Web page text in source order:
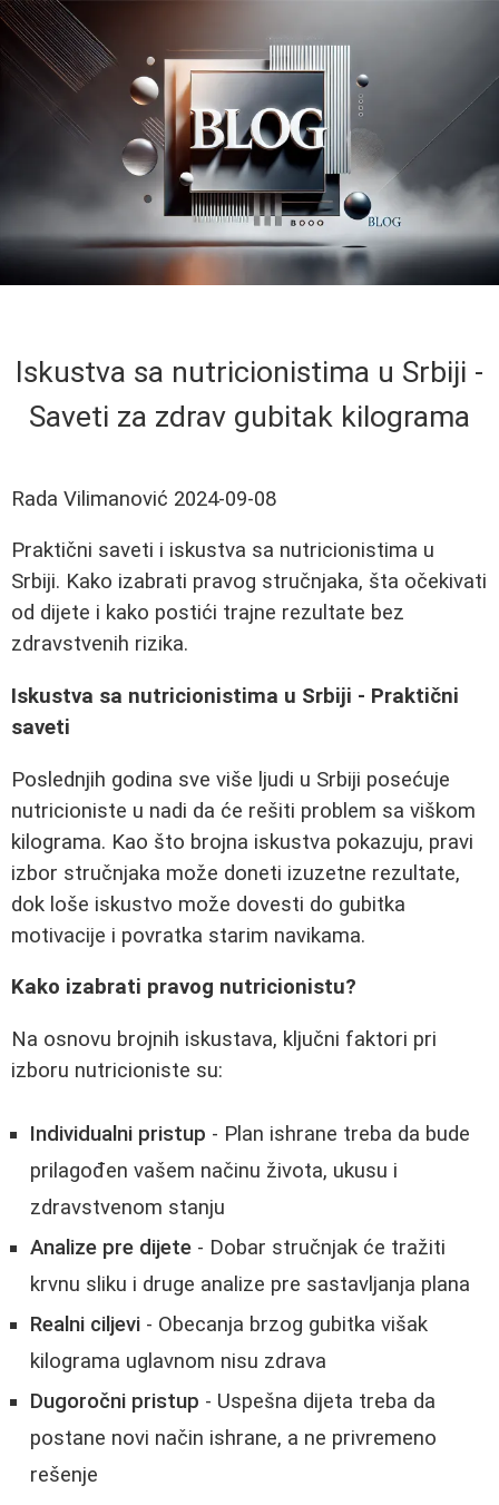
Iskustva sa nutricionistima u Srbiji -
Saveti za zdrav gubitak kilograma
Rada Vilimanović 2024-09-08
Praktični saveti i iskustva sa nutricionistima u
Srbiji. Kako izabrati pravog stručnjaka, šta očekivati
od dijete i kako postići trajne rezultate bez
zdravstvenih rizika.
Iskustva sa nutricionistima u Srbiji - Praktični
saveti
Poslednjih godina sve više ljudi u Srbiji posećuje
nutricioniste u nadi da će rešiti problem sa viškom
kilograma. Kao što brojna iskustva pokazuju, pravi
izbor stručnjaka može doneti izuzetne rezultate,
dok loše iskustvo može dovesti do gubitka
motivacije i povratka starim navikama.
Kako izabrati pravog nutricionistu?
Na osnovu brojnih iskustava, ključni faktori pri
izboru nutricioniste su:
Individualni pristup - Plan ishrane treba da bude
prilagođen vašem načinu života, ukusu i
zdravstvenom stanju
Analize pre dijete - Dobar stručnjak će tražiti
krvnu sliku i druge analize pre sastavljanja plana
Realni ciljevi - Obecanja brzog gubitka višak
kilograma uglavnom nisu zdrava
Dugoročni pristup - Uspešna dijeta treba da
postane novi način ishrane, a ne privremeno
rešenje